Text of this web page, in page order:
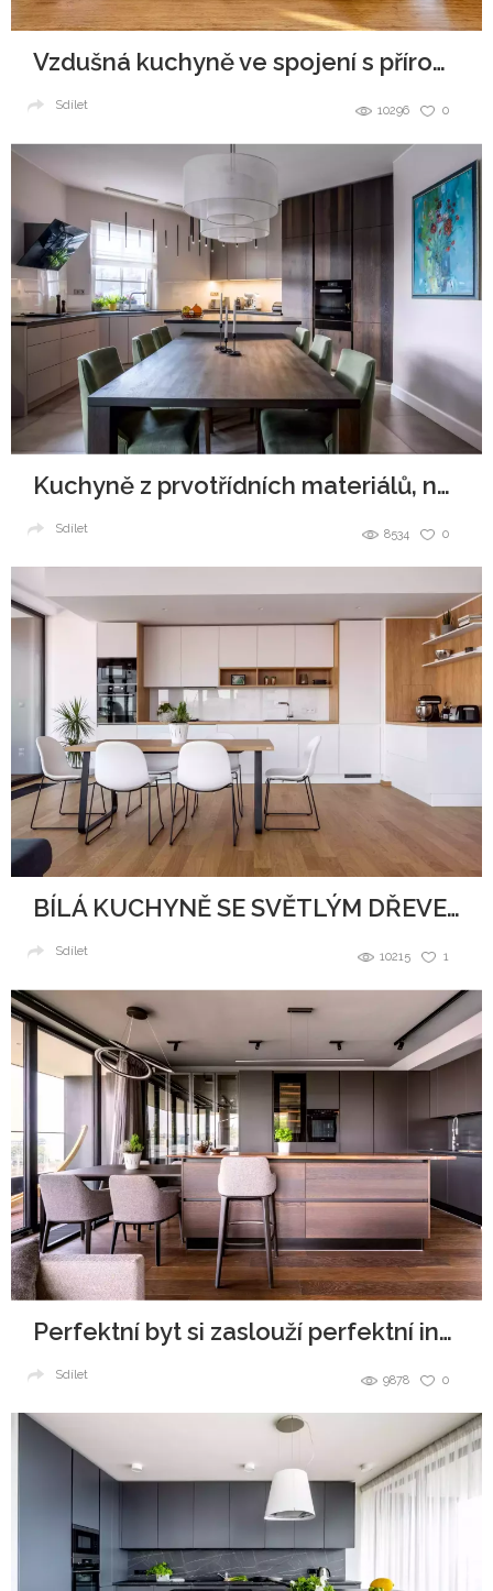
Vzdušná kuchyně ve spojení s přírodou
0
10296
Sdílet
Kuchyně z prvotřídních materiálů, navždy jako nová
0
8534
Sdílet
BÍLÁ KUCHYNĚ SE SVĚTLÝM DŘEVEM
1
10215
Sdílet
Perfektní byt si zaslouží perfektní interiér
0
9878
Sdílet